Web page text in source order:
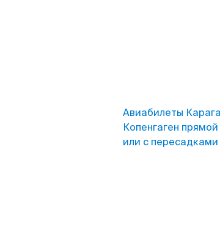
Авиабилеты
Копенгаген
или с пересадками